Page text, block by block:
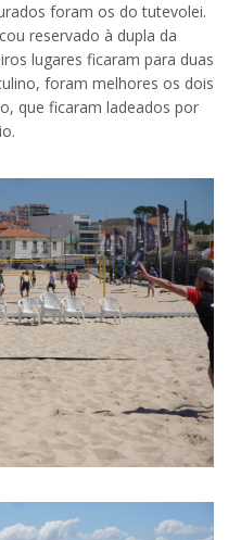
foram os do tutevolei.
reservado à dupla da
lugares ficaram para duas
foram melhores os dois
que ficaram ladeados por